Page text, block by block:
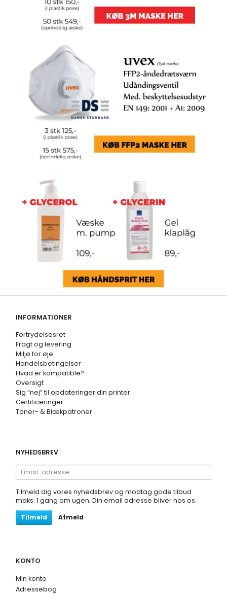
INFORMATIONER
Fortrydelsesret
Fragt og levering
Miljø for øje
Handelsbetingelser
Hvad er kompatible?
Oversigt
Sig ”nej” til opdateringer din printer
Certificeringer
Toner- & Blækpatroner
NYHEDSBREV
Email-
adresse
Tilmeld dig vores nyhedsbrev og modtag gode tilbud
maks. 1 gang om ugen. Din email adresse bliver hos os.
Tilmeld
Afmeld
KONTO
Min konto
Adressebog